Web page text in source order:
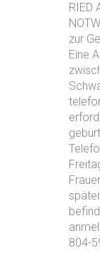
RIED
zur
Eine
804-